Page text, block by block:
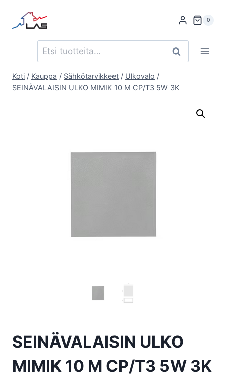
sisältöön
0
Etsi: Haku
Koti / Kauppa / Sähkötarvikkeet / Ulkovalo /
SEINÄVALAISIN ULKO MIMIK 10 M CP/T3 5W 3K
SEINÄVALAISIN ULKO
MIMIK 10 M CP/T3 5W 3K